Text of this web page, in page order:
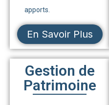
apports.
En Savoir Plus
Gestion de
Patrimoine